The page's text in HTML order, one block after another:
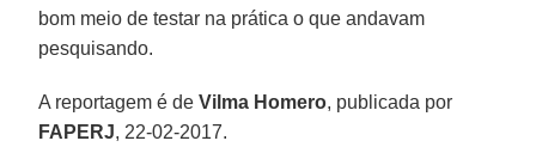
bom meio de testar na prática o que andavam
pesquisando.
A reportagem é deVilma Homero, publicada por
FAPERJ, 22-02-2017.